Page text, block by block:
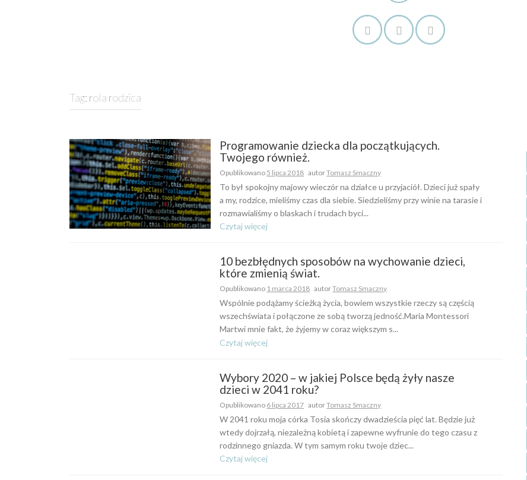
Tag: rola rodzica
Programowanie dziecka dla początkujących.
Twojego również.
Opublikowano 5 lipca 2018 autorTomasz Smaczny
To był spokojny majowy wieczór na działce u przyjaciół. Dzieci już spały
a my, rodzice, mieliśmy czas dla siebie. Siedzieliśmy przy winie na tarasie i
rozmawialiśmy o blaskach i trudach byci...
Czytaj więcej
10 bezbłędnych sposobów na wychowanie dzieci,
które zmienią świat.
Opublikowano 1 marca 2018 autorTomasz Smaczny
Wspólnie podążamy ścieżką życia, bowiem wszystkie rzeczy są częścią
wszechświata i połączone ze sobą tworzą jedność.Maria Montessori
Martwi mnie fakt, że żyjemy w coraz większym s...
Czytaj więcej
Wybory 2020 – w jakiej Polsce będą żyły nasze
dzieci w 2041 roku?
Opublikowano 6 lipca 2017 autorTomasz Smaczny
W 2041 roku moja córka Tosia skończy dwadzieścia pięć lat. Będzie już
wtedy dojrzałą, niezależną kobietą i zapewne wyfrunie do tego czasu z
rodzinnego gniazda. W tym samym roku twoje dziec...
Czytaj więcej